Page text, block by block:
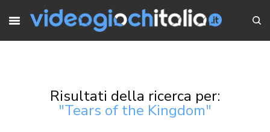
Risultati della ricerca per:
"Tears of the Kingdom"